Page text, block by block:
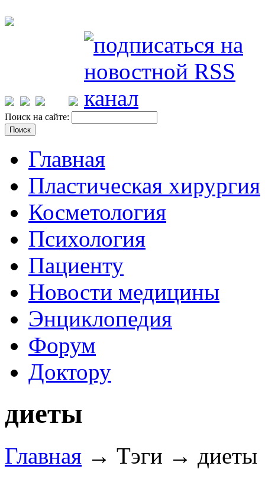
Поиск на сайте:
Главная
Пластическая хирургия
Косметология
Психология
Пациенту
Новости медицины
Энциклопедия
Форум
Доктору
диеты
Главная → Тэги → диеты